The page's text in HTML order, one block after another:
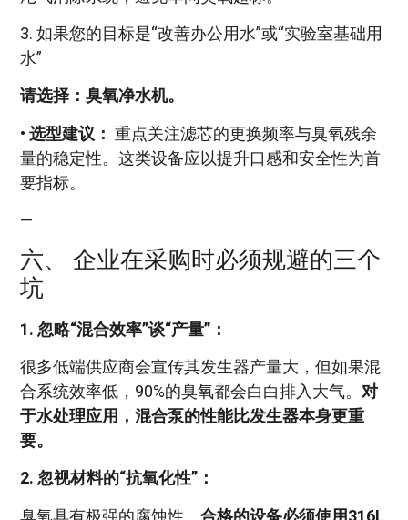
3. 如果您的目标是“改善办公用水”或“实验室基础用
水”
请选择：臭氧净水机。
• 选型建议： 重点关注滤芯的更换频率与臭氧残余
量的稳定性。这类设备应以提升口感和安全性为首
要指标。
—
六、 企业在采购时必须规避的三个
坑
1. 忽略“混合效率”谈“产量”：
很多低端供应商会宣传其发生器产量大，但如果混
合系统效率低，90%的臭氧都会白白排入大气。 对
于水处理应用，混合泵的性能比发生器本身更重
要。
2. 忽视材料的“抗氧化性”：
臭氧具有极强的腐蚀性。 合格的设备必须使用316L